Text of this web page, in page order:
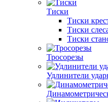
Тиски
Тиски
Тиски
Тиски
Тросорезы
Удлинители